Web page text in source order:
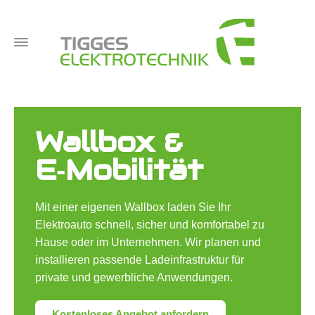
Wallbox &
E‑Mobilität
Mit einer eigenen Wallbox laden Sie Ihr
Elektroauto schnell, sicher und komfortabel zu
Hause oder im Unternehmen. Wir planen und
installieren passende Ladeinfrastruktur für
private und gewerbliche Anwendungen.